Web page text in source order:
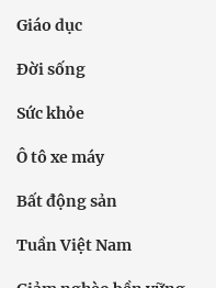
Giáo dục
Đời sống
Sức khỏe
Ô tô xe máy
Bất động sản
Tuần Việt Nam